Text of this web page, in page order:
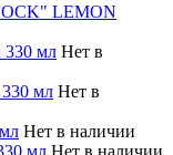
LEMON
330 мл Нет в
мл Нет в
Нет в наличии
мл Нет в наличии